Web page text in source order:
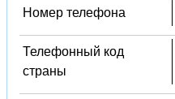
Номер телефона
Телефонный код
страны